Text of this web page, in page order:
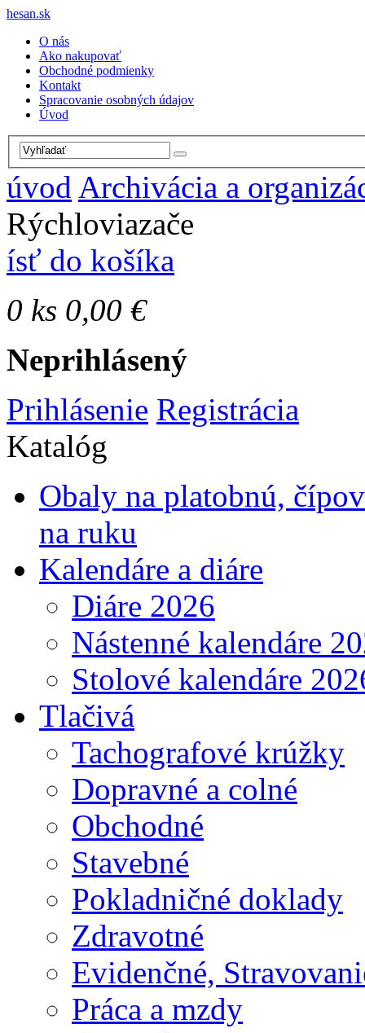
hesan.sk
O nás
Ako nakupovať
Obchodné podmienky
Kontakt
Spracovanie osobných údajov
Úvod
úvod Archivácia a
Rýchloviazače
ísť do košíka
0 ks 0,00 €
Neprihlásený
Prihlásenie Registrácia
Katalóg
Obaly na platobnú,
na ruku
Kalendáre a diáre
Diáre 2026
Nástenné kalendáre
Stolové kalendáre
Tlačivá
Tachografové krúžky
Dopravné a colné
Obchodné
Stavebné
Pokladničné doklady
Zdravotné
Evidenčné,
Práca a mzdy